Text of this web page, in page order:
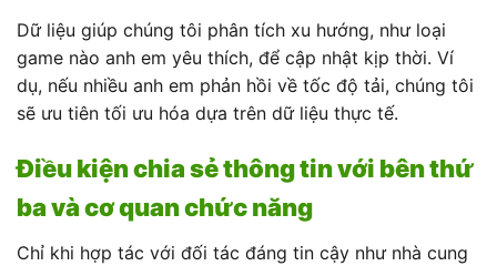
Dữ liệu giúp chúng tôi phân tích xu hướng, như loại
game nào anh em yêu thích, để cập nhật kịp thời. Ví
dụ, nếu nhiều anh em phản hồi về tốc độ tải, chúng tôi
sẽ ưu tiên tối ưu hóa dựa trên dữ liệu thực tế.
Điều kiện chia sẻ thông tin với bên thứ
ba và cơ quan chức năng
Chỉ khi hợp tác với đối tác đáng tin cậy như nhà cung